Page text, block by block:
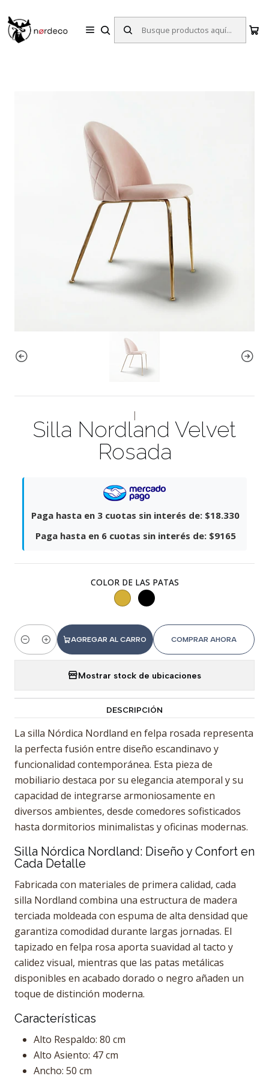
Inicio Sillas de Comedor
|
Silla Nordland Velvet
Rosada
Paga hasta en 3 cuotas sin interés de: $18.330
Paga hasta en 6 cuotas sin interés de: $9165
COLOR DE LAS PATAS
Cantidad
AGREGAR AL CARRO COMPRAR AHORA
Mostrar stock de ubicaciones
DESCRIPCIÓN
La silla Nórdica Nordland en felpa rosada representa
la perfecta fusión entre diseño escandinavo y
funcionalidad contemporánea. Esta pieza de
mobiliario destaca por su elegancia atemporal y su
capacidad de integrarse armoniosamente en
diversos ambientes, desde comedores sofisticados
hasta dormitorios minimalistas y oficinas modernas.
Silla Nórdica Nordland: Diseño y Confort en
Cada Detalle
Fabricada con materiales de primera calidad, cada
silla Nordland combina una estructura de madera
terciada moldeada con espuma de alta densidad que
garantiza comodidad durante largas jornadas. El
tapizado en felpa rosa aporta suavidad al tacto y
calidez visual, mientras que las patas metálicas
disponibles en acabado dorado o negro añaden un
toque de distinción moderna.
Características
Alto Respaldo: 80 cm
Alto Asiento: 47 cm
Ancho: 50 cm